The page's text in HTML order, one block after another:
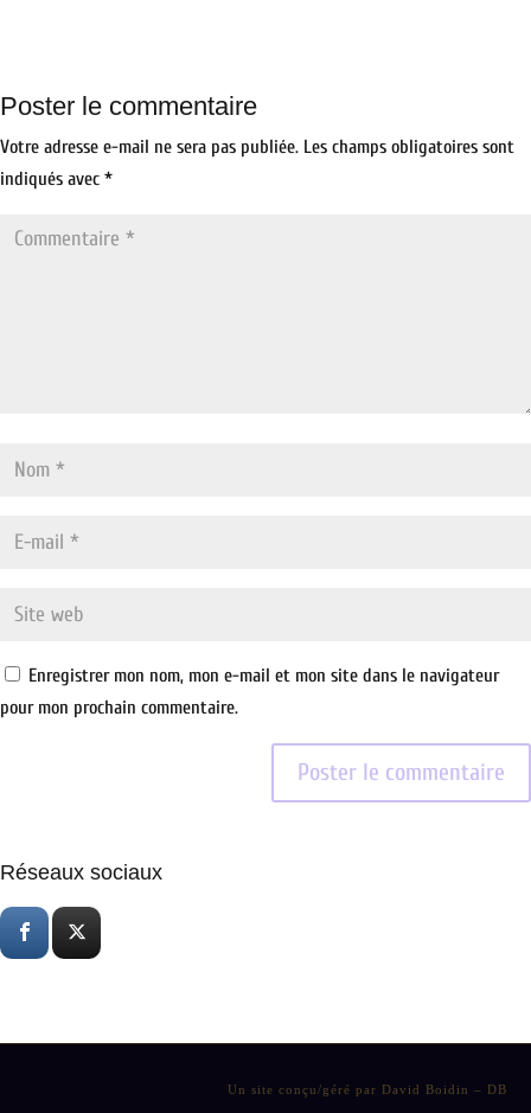
Poster le commentaire
Votre adresse e-mail ne sera pas publiée. Les champs obligatoires sont
indiqués avec *
Enregistrer mon nom, mon e-mail et mon site dans le navigateur
pour mon prochain commentaire.
Réseaux sociaux
Un site conçu/géré par David Boidin – DB